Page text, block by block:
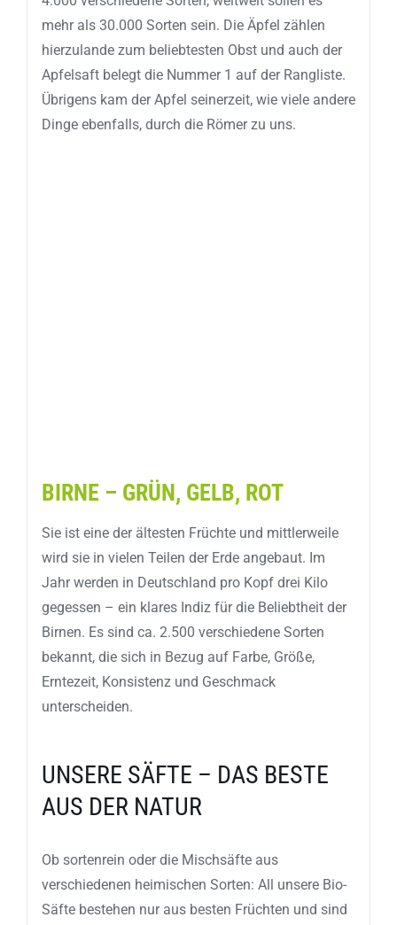
mehr als 30.000 Sorten sein. Die Äpfel zählen
hierzulande zum beliebtesten Obst und auch der
Apfelsaft belegt die Nummer 1 auf der Rangliste.
Übrigens kam der Apfel seinerzeit, wie viele andere
Dinge ebenfalls, durch die Römer zu uns.
BIRNE – GRÜN, GELB, ROT
Sie ist eine der ältesten Früchte und mittlerweile
wird sie in vielen Teilen der Erde angebaut. Im
Jahr werden in Deutschland pro Kopf drei Kilo
gegessen – ein klares Indiz für die Beliebtheit der
Birnen. Es sind ca. 2.500 verschiedene Sorten
bekannt, die sich in Bezug auf Farbe, Größe,
Erntezeit, Konsistenz und Geschmack
unterscheiden.
UNSERE SÄFTE – DAS BESTE
AUS DER NATUR
Ob sortenrein oder die Mischsäfte aus
verschiedenen heimischen Sorten: All unsere Bio-
Säfte bestehen nur aus besten Früchten und sind